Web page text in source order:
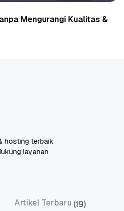
Mengurangi Kualitas &
hosting terbaik
layanan
Artikel Terbaru (19)